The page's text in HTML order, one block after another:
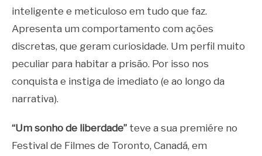
inteligente e meticuloso em tudo que faz.
Apresenta um comportamento com ações
discretas, que geram curiosidade. Um perfil muito
peculiar para habitar a prisão. Por isso nos
conquista e instiga de imediato (e ao longo da
narrativa).
“Um sonho de liberdade” teve a sua premiére no
Festival de Filmes de Toronto, Canadá, em